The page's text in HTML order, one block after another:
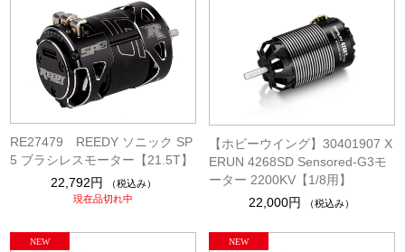
RE27479 REEDY ソニック SP
5 ブラシレスモーター【21.5T】
22,792円
（税込み）
現在品切れ中
【ホビーウイング】30401907 X
ERUN 4268SD Sensored-G3モ
ーター 2200KV【1/8用】
22,000円
（税込み）